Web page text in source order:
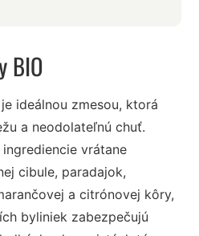
BIO
ideálnou zmesou, ktorá
a neodolateľnú chuť.
vrátane
cibule, paradajok,
a citrónovej kôry,
byliniek zabezpečujú